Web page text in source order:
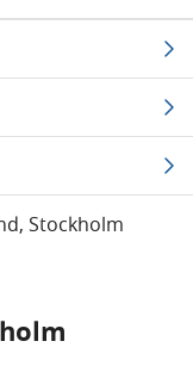
Stockholm